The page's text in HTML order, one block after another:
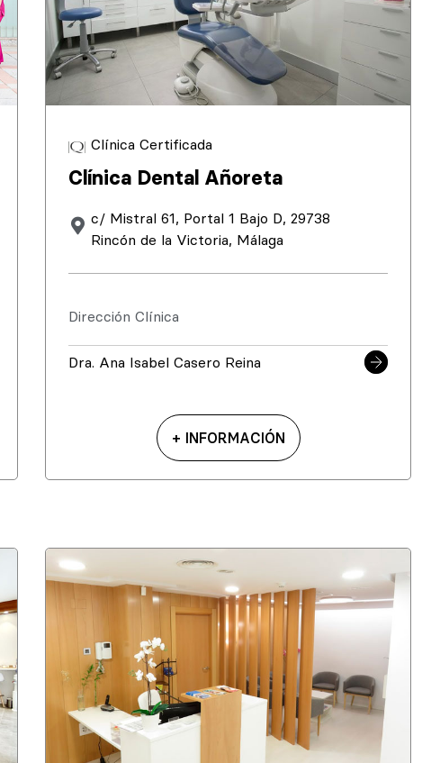
Clínica Certificada
Clínica Dental Añoreta
c/ Mistral 61, Portal 1 Bajo D, 29738
Rincón de la Victoria, Málaga
Dirección Clínica
Dra. Ana Isabel Casero Reina
+ INFORMACIÓN